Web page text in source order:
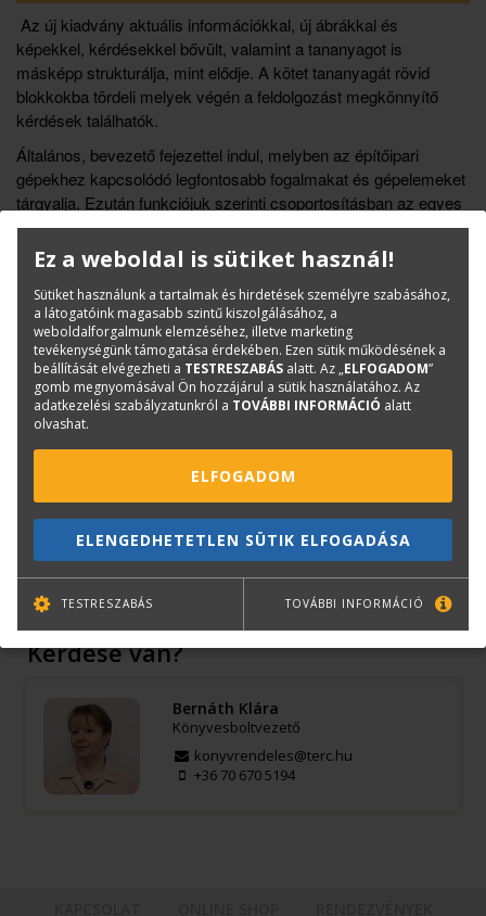
Az új kiadvány aktuális információkkal, új ábrákkal és
képekkel, kérdésekkel bővült, valamint a tananyagot is
másképp strukturálja, mint elődje. A kötet tananyagát rövid
blokkokba tördeli melyek végén a feldolgozást megkönnyítő
kérdések találhatók.
Általános, bevezető fejezettel indul, melyben az építőipari
gépekhez kapcsolódó legfontosabb fogalmakat és gépelemeket
tárgyalja. Ezután funkciójuk szerinti csoportosításban az egyes
gépeket: a földmunkagépeket, a mélyépítési munkák és az
anyagmozgatás gépeit, az emelőgépeket, a betontechnológia, a
habarcstechnológia, az ácsmunkák, a mázoló- és festőmunkák,
a burkolómunkák gépeit, végül pedig olyanokat, melyek többféle
munkaterületen is bevethetők (pl. kompresszor,
tisztítóberendezések, hegesztők stb) ismerteti.
Könyvinfó
Kategóriák
Méret:
B5
Kötészet:
kartonált
Kiadó:
Szega Books
Kérdése van?
Bernáth Klára
Könyvesboltvezető
konyvrendeles@terc.hu
+36 70 670 5194
Ez a weboldal is sütiket használ!
Sütiket használunk a tartalmak és hirdetések személyre szabásához,
a látogatóink magasabb szintű kiszolgálásához, a
weboldalforgalmunk elemzéséhez, illetve marketing
tevékenységünk támogatása érdekében. Ezen sütik működésének a
beállítását elvégezheti a TESTRESZABÁS alatt. Az „ELFOGADOM”
gomb megnyomásával Ön hozzájárul a sütik használatához. Az
adatkezelési szabályzatunkról a TOVÁBBI INFORMÁCIÓ alatt
olvashat.
ELFOGADOM
ELENGEDHETETLEN SÜTIK ELFOGADÁSA
TESTRESZABÁS TOVÁBBI INFORMÁCIÓ